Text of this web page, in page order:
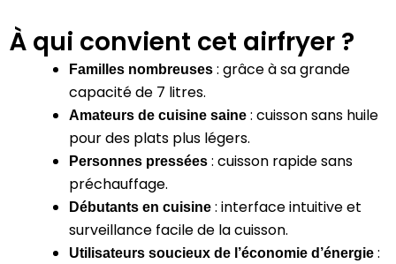
À qui convient cet airfryer ?
Familles nombreuses : grâce à sa grande
capacité de 7 litres.
Amateurs de cuisine saine : cuisson sans huile
pour des plats plus légers.
Personnes pressées : cuisson rapide sans
préchauffage.
Débutants en cuisine : interface intuitive et
surveillance facile de la cuisson.
Utilisateurs soucieux de l’économie d’énergie :